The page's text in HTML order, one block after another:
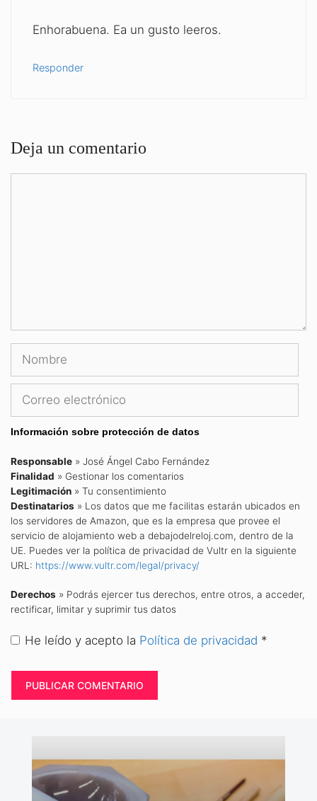
Enhorabuena. Ea un gusto leeros.
Responder
Deja un comentario
Nombre
Correo
Información sobre protección de datos
Responsable » José Ángel Cabo Fernández
Finalidad » Gestionar los comentarios
Legitimación » Tu consentimiento
Destinatarios » Los datos que me facilitas estarán ubicados en
los servidores de Amazon, que es la empresa que provee el
servicio de alojamiento web a debajodelreloj.com, dentro de la
UE. Puedes ver la política de privacidad de Vultr en la siguiente
URL: https://www.vultr.com/legal/privacy/
Derechos » Podrás ejercer tus derechos, entre otros, a acceder,
rectificar, limitar y suprimir tus datos
He leído y acepto la Política de privacidad *